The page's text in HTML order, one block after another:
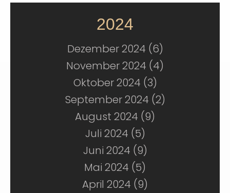
2024
Dezember 2024 (6)
November 2024 (4)
Oktober 2024 (3)
September 2024 (2)
August 2024 (9)
Juli 2024 (5)
Juni 2024 (9)
Mai 2024 (5)
April 2024 (9)